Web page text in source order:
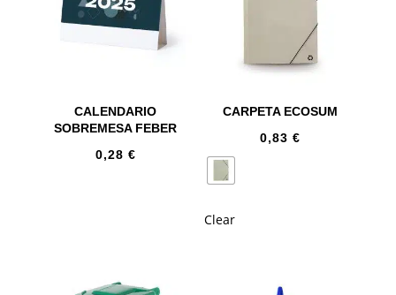
CALENDARIO
SOBREMESA FEBER
0,28 €
CARPETA ECOSUM
0,83€
Clear